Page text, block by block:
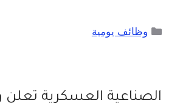
وظائف يومية
الصناعية العسكرية